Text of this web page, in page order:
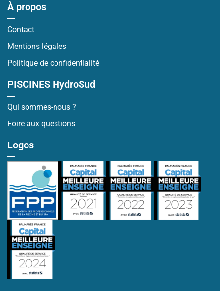
À propos
Contact
Mentions légales
Politique de confidentialité
PISCINES HydroSud
Qui sommes-nous ?
Foire aux questions
Logos